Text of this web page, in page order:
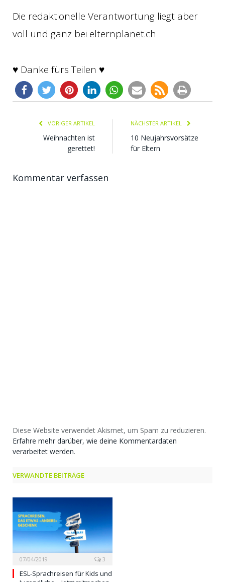
Die redaktionelle Verantwortung liegt aber
voll und ganz bei elternplanet.ch
♥ Danke fürs Teilen ♥
VORIGER ARTIKEL
Weihnachten ist
gerettet!
NÄCHSTER ARTIKEL
10 Neujahrsvorsätze
für Eltern
Kommentar verfassen
Diese Website verwendet Akismet, um Spam zu reduzieren.
Erfahre mehr darüber, wie deine Kommentardaten
verarbeitet werden.
VERWANDTE BEITRÄGE
07/04/2019 3
ESL-Sprachreisen für Kids und